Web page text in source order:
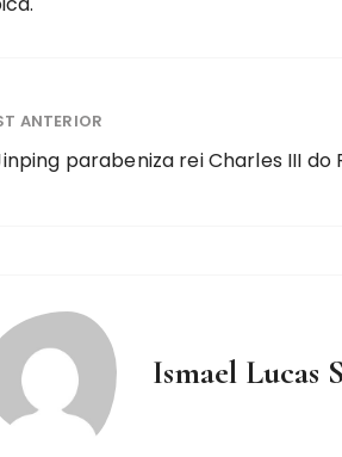
ANTERIOR
parabeniza rei Charles III
Ismael Lucas